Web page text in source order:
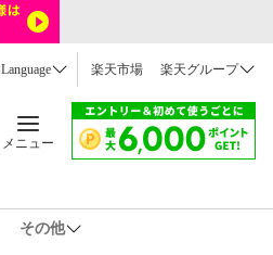
Language 楽天市場 楽天グループ
メニュー
その他